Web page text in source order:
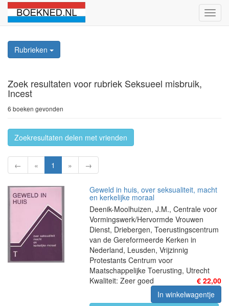
Rubrieken
Zoek resultaten voor rubriek Seksueel misbruik,
Incest
6 boeken gevonden
Zoekresultaten delen met vrienden
← « 1 » →
Geweld in huis, over seksualiteit, macht
en kerkelijke moraal
Deenik-Moolhuizen, J.M., Centrale voor
Vormingswerk/Hervormde Vrouwen
Dienst, Driebergen, Toerustingscentrum
van de Gereformeerde Kerken in
Nederland, Leusden, Vrijzinnig
Protestants Centrum voor
Maatschappelijke Toerusting, Utrecht
€ 22,00
Kwaliteit: Zeer goed
In winkelwagentje